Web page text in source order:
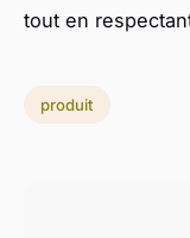
tout en
produit